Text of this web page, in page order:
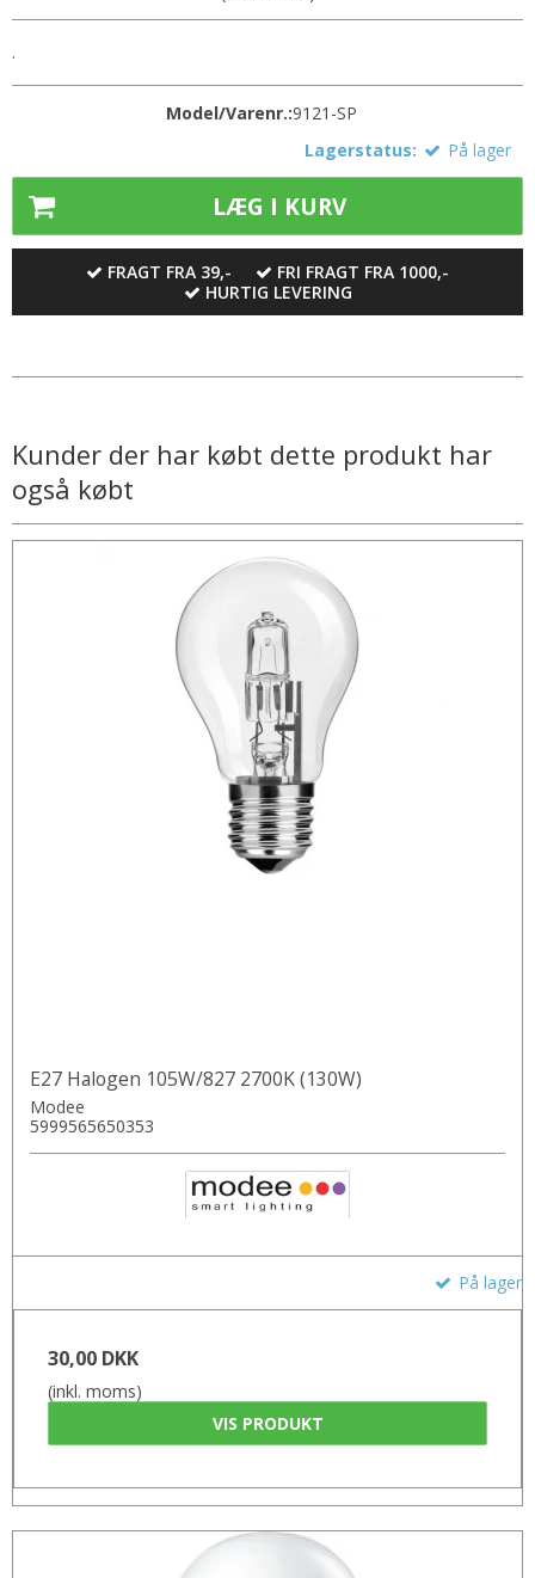
.
Model/Varenr.:9121-SP
Lagerstatus:
På lager
LÆG I KURV
FRAGT FRA 39,-
FRI FRAGT FRA 1000,-
HURTIG LEVERING
Kunder der har købt dette produkt har
også købt
E27 Halogen 105W/827 2700K (130W)
Modee
5999565650353
På lager
30,00 DKK
(inkl. moms)
VIS PRODUKT